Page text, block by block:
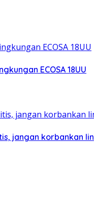
ECOSA 18UU
jangan korbankan